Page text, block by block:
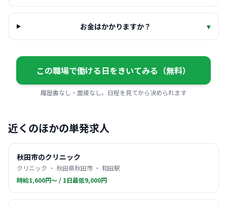
お金はかかりますか？ ▾
この職場で働ける日をきいてみる（無料）
履歴書なし・面接なし。日程を見てから決められます
近くのほかの単発求人
秋田市のクリニック
クリニック ・ 秋田県秋田市 ・ 和田駅
時給1,600円〜 / 1日最低9,000円